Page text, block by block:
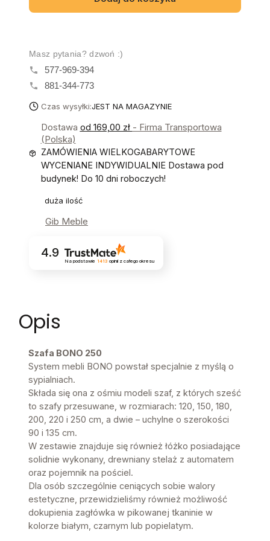
Masz pytania? dzwoń :)
577-969-394
881-344-773
Czas wysyłki:JEST NA MAGAZYNIE
Dostawa od 169,00 zł - Firma Transportowa
(Polska)
ZAMÓWIENIA WIELKOGABARYTOWE
WYCENIANE INDYWIDUALNIE Dostawa pod
budynek! Do 10 dni roboczych!
duża ilość
Gib Meble
4.9
Na podstawie 1413 opinii z całego okresu
Opis
Szafa BONO 250
System mebli BONO powstał specjalnie z myślą o
sypialniach.
Składa się ona z ośmiu modeli szaf, z których sześć
to szafy przesuwane, w rozmiarach: 120, 150, 180,
200, 220 i 250 cm, a dwie – uchylne o szerokości
90 i 135 cm.
W zestawie znajduje się również łóżko posiadające
solidnie wykonany, drewniany stelaż z automatem
oraz pojemnik na pościel.
Dla osób szczególnie ceniących sobie walory
estetyczne, przewidzieliśmy również możliwość
dokupienia zagłówka w pikowanej tkaninie w
kolorze białym, czarnym lub popielatym.